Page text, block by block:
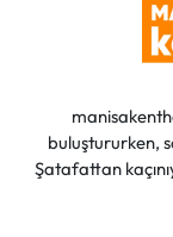
buluştururken,
Şatafattan